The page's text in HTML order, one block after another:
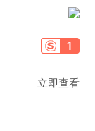
立即查看